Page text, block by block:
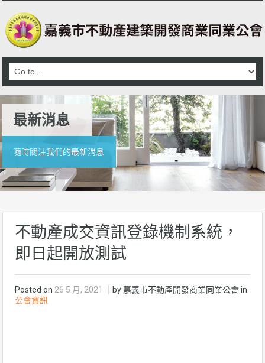
最新消息
隨時關注我們的最新消息
不動產成交資訊登錄機制系統，
即日起開放測試
Posted on 26 5 月, 2021
by 嘉義市不動產開發商業同業公會 in
公會資訊